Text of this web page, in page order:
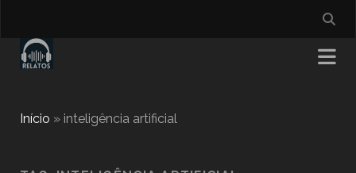
Início » inteligência artificial